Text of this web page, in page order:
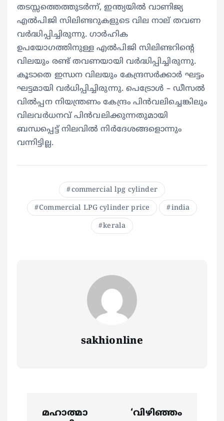
തടസ്സത്തെത്തുടർന്ന്, ഇന്ത്യയിൽ വാണിജ്യ
എൽപിജി സിലിണ്ടറുകളുടെ വില നാല് തവണ
വർദ്ധിപ്പിച്ചിരുന്നു. ​ഗാർഹിക
ഉപയോഗത്തിനുള്ള എൽപിജി സിലിണ്ടറിന്റെ
വിലയും രണ്ട് തവണയായി വർദ്ധിപ്പിച്ചിരുന്നു.
കൂടാതെ ഇന്ധന വിലയും കേന്ദ്രസർക്കാർ ഘട്ടം
ഘട്ടമായി വർധിപ്പിച്ചിരുന്നു. പെട്രോൾ – ഡീസൽ
വിൽപ്പന നിയന്ത്രണം കേന്ദ്രം പിൻവലിച്ചെങ്കിലും
വിലവർധനവ് പിൻവലിക്കുന്നതുമായി
ബന്ധപ്പെട്ട് നിലവിൽ നിർദേശങ്ങളൊന്നും
വന്നിട്ടില്ല.
commercial lpg cylinder
Commercial LPG cylinder price india
kerala
sakhionline
മഹാത്മാ
‘വിഴിഞ്ഞം